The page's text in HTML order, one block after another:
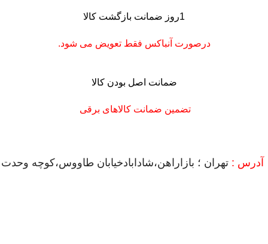
1روز ضمانت بازگشت کالا
درصورت آنباکس فقط تعویض می شود.
ضمانت اصل بودن کالا
تضمین ضمانت کالاهای برقی
آدرس : تهران ؛ بازاراهن،شادابادخیابان طاووس،کوچه وحدت